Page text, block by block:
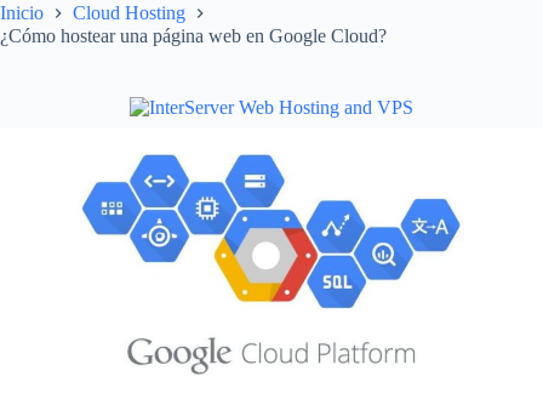
Inicio
Cloud Hosting
¿Cómo hostear una página web en Google Cloud?